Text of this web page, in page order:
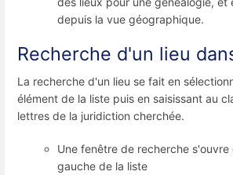
depuis la vue géographique.
Recherche d'un lieu
La recherche d'un lieu se fait en
élément de la liste puis en saisissant au
lettres de la juridiction cherchée.
Une fenêtre de recherche s'ouvre
gauche de la liste